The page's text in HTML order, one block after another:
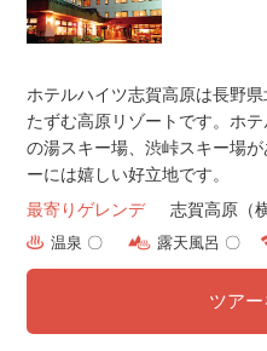
ホテルハイツ志賀高原は長野
たずむ高原リゾートです。ホ
の湯スキー場、渋峠スキー場
ーには嬉しい好立地です。
最寄りゲレンデ
志賀高原（
温泉 〇 露天風呂 〇
ツア